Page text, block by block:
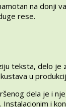
na donji
rese.
teksta, delo je
u
dela je i
Instalacionim i